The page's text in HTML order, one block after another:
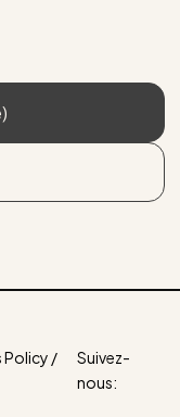
Policy /
Suivez-
nous: